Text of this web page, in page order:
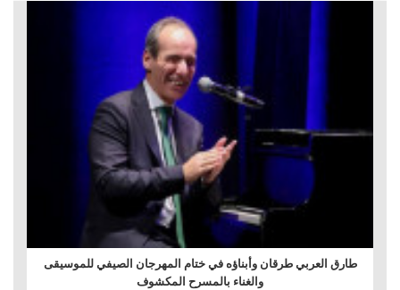
طارق العربي طرقان وأبناؤه في ختام المهرجان الصيفي للموسيقى
والغناء بالمسرح المكشوف